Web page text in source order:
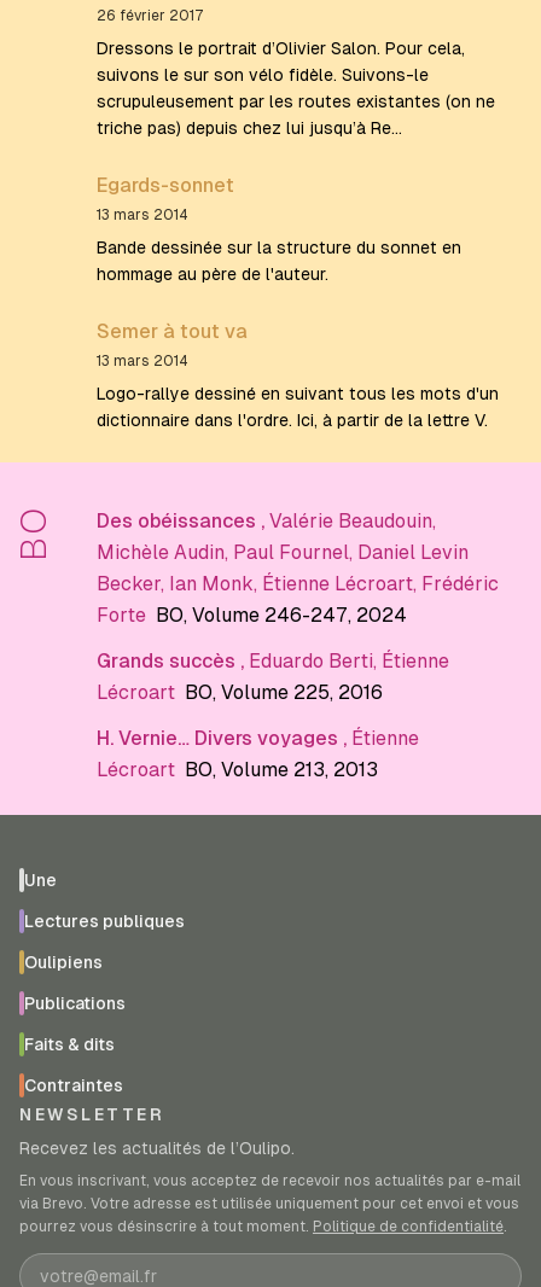
26 février 2017
Dressons le portrait d’Olivier Salon. Pour cela,
suivons le sur son vélo fidèle. Suivons-le
scrupuleusement par les routes existantes (on ne
triche pas) depuis chez lui jusqu’à Re…
Egards-sonnet
13 mars 2014
Bande dessinée sur la structure du sonnet en
hommage au père de l'auteur.
Semer à tout va
13 mars 2014
Logo-rallye dessiné en suivant tous les mots d'un
dictionnaire dans l'ordre. Ici, à partir de la lettre V.
BO Des obéissances , Valérie Beaudouin,
Michèle Audin, Paul Fournel, Daniel Levin
Becker, Ian Monk, Étienne Lécroart, Frédéric
Forte BO, Volume 246-247, 2024
Grands succès , Eduardo Berti, Étienne
Lécroart BO, Volume 225, 2016
H. Vernie… Divers voyages , Étienne
Lécroart BO, Volume 213, 2013
Une
Lectures publiques
Oulipiens
Publications
Faits & dits
Contraintes
NEWSLETTER
Recevez les actualités de l’Oulipo.
En vous inscrivant, vous acceptez de recevoir nos actualités par e-mail
via Brevo. Votre adresse est utilisée uniquement pour cet envoi et vous
pourrez vous désinscrire à tout moment. Politique de confidentialité.
Adresse e-mail